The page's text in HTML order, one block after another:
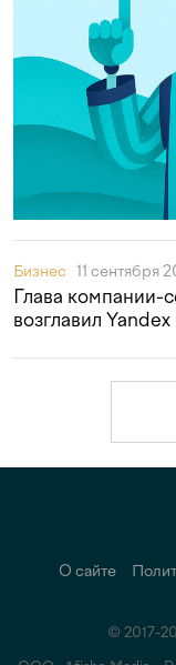
Бизнес 11 сентября
Глава компании-
возглавил
О сайте
© 2017-